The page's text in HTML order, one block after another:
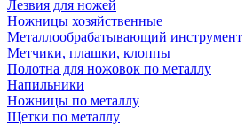
Лезвия для ножей
Ножницы хозяйственные
Металлообрабатывающий инструмент
Метчики, плашки, клоппы
Полотна для ножовок по металлу
Напильники
Ножницы по металлу
Щетки по металлу